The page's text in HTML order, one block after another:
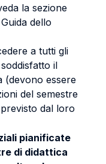
la sezione
dello
a tutti gli
il
(devono essere
del semestre
dal loro
pianificate
di didattica